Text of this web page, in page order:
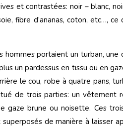
et contrastées: noir – blanc,
fibre d’ananas, coton, etc…,
portaient un turban,
un pardessus en tissu ou en
le cou, robe à quatre pans,
de trois parties: un vêtement
gaze brune ou noisette. Ces
de manière à laisser